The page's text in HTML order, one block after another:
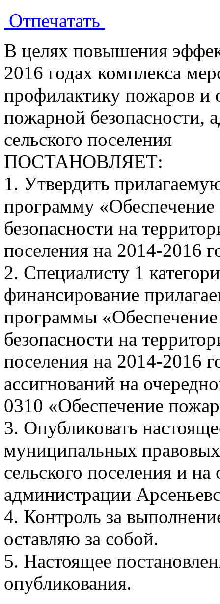
Отпечатать
В целях повышения
2016 годах комплекса
профилактику пожаров и
пожарной безопасности,
сельского поселения
ПОСТАНОВЛЯЕТ:
1. Утвердить
программу
безопасности на
поселения на 2014-2016
2. Специалисту 1
финансирование
программы
безопасности на
поселения на 2014-2016
ассигнований на
0310 «Обеспечение
3. Опубликовать
муниципальных правовых
сельского поселения и
администрации
4. Контроль за
оставляю за собой.
5. Настоящее
опубликования.